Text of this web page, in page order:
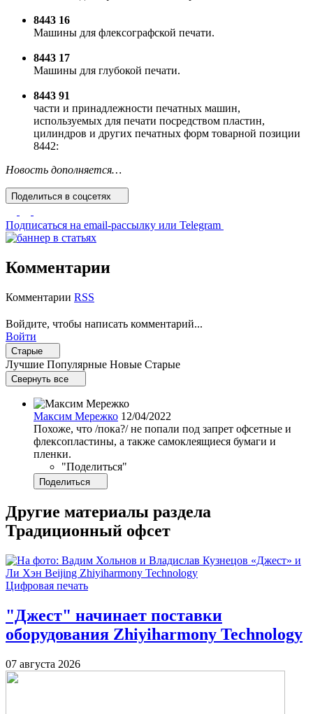
8443 16
Машины для флексографской печати.
8443 17
Машины для глубокой печати.
8443 91
части и принадлежности печатных машин,
используемых для печати посредством пластин,
цилиндров и других печатных форм товарной позиции
8442:
Новость дополняется…
Поделиться в соцсетях
Подписаться на email-рассылку или Telegram
Комментарии
Комментарии RSS
Войдите, чтобы написать комментарий...
Войти
Старые
Лучшие Популярные Новые Старые
Свернуть все
Максим Мережко 12/04/2022
Похоже, что /пока?/ не попали под запрет офсетные и
флексопластины, а также самоклеящиеся бумаги и
пленки.
​​"Поделиться"
Поделиться
Другие материалы раздела
Традиционный офсет
Цифровая печать
"Джест" начинает поставки
оборудования Zhiyiharmony Technology
07 августа 2026